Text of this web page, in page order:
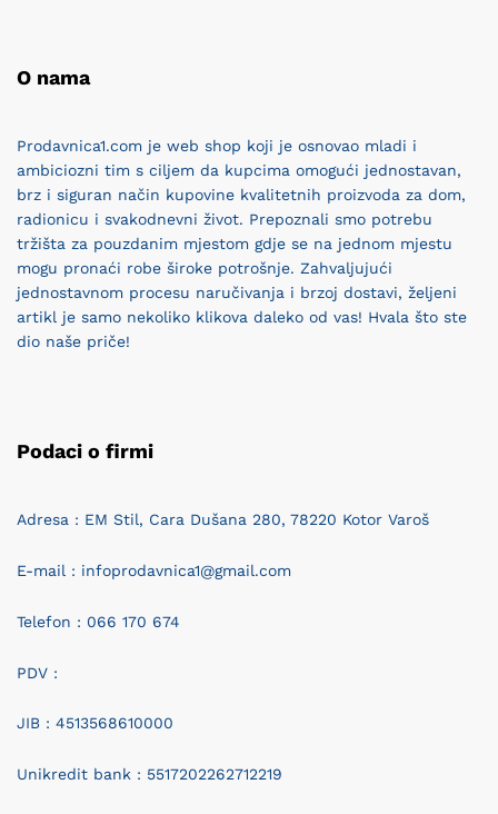
O nama
Prodavnica1.com je web shop koji je osnovao mladi i
ambiciozni tim s ciljem da kupcima omogući jednostavan,
brz i siguran način kupovine kvalitetnih proizvoda za dom,
radionicu i svakodnevni život. Prepoznali smo potrebu
tržišta za pouzdanim mjestom gdje se na jednom mjestu
mogu pronaći robe široke potrošnje. Zahvaljujući
jednostavnom procesu naručivanja i brzoj dostavi, željeni
artikl je samo nekoliko klikova daleko od vas! Hvala što ste
dio naše priče!
Podaci o firmi
Adresa : EM Stil, Cara Dušana 280, 78220 Kotor Varoš
E-mail : infoprodavnica1@gmail.com
Telefon : 066 170 674
PDV :
JIB : 4513568610000
Unikredit bank : 5517202262712219